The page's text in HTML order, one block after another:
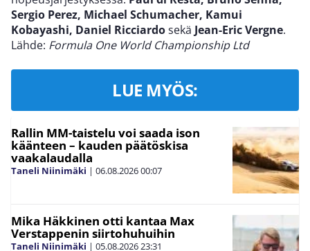
Sergio Perez, Michael Schumacher, Kamui
Kobayashi, Daniel Ricciardosekä Jean-Eric Vergne.
Lähde: Formula One World Championship Ltd
LUE MYÖS:
Rallin MM-taistelu voi saada ison
käänteen – kauden päätöskisa
vaakalaudalla
Taneli Niinimäki | 06.08.202600:07
Mika Häkkinen otti kantaa Max
Verstappenin siirtohuhuihin
Taneli Niinimäki | 05.08.202623:31